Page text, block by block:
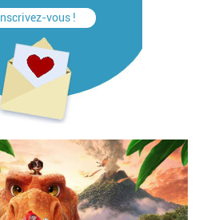
Inscrivez-vous !